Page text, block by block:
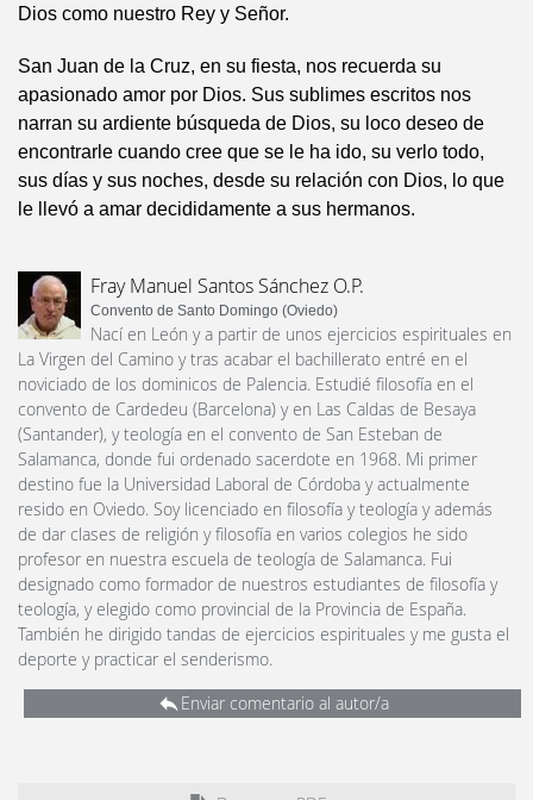
Dios como nuestro Rey y Señor.
San Juan de la Cruz, en su fiesta, nos recuerda su
apasionado amor por Dios. Sus sublimes escritos nos
narran su ardiente búsqueda de Dios, su loco deseo de
encontrarle cuando cree que se le ha ido, su verlo todo,
sus días y sus noches, desde su relación con Dios, lo que
le llevó a amar decididamente a sus hermanos.
Fray Manuel Santos Sánchez O.P.
Convento de Santo Domingo (Oviedo)
Nací en León y a partir de unos ejercicios espirituales en
La Virgen del Camino y tras acabar el bachillerato entré en el
noviciado de los dominicos de Palencia. Estudié filosofía en el
convento de Cardedeu (Barcelona) y en Las Caldas de Besaya
(Santander), y teología en el convento de San Esteban de
Salamanca, donde fui ordenado sacerdote en 1968. Mi primer
destino fue la Universidad Laboral de Córdoba y actualmente
resido en Oviedo. Soy licenciado en filosofía y teología y además
de dar clases de religión y filosofía en varios colegios he sido
profesor en nuestra escuela de teología de Salamanca. Fui
designado como formador de nuestros estudiantes de filosofía y
teología, y elegido como provincial de la Provincia de España.
También he dirigido tandas de ejercicios espirituales y me gusta el
deporte y practicar el senderismo.
Enviar comentario al autor/a